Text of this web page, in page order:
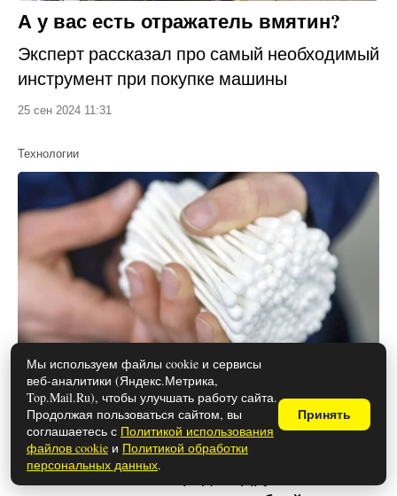
А у вас есть отражатель вмятин?
Эксперт рассказал про самый необходимый
инструмент при покупке машины
25 сен 2024 11:31
Технологии
Опасная привычка: вот почему не
стоит чистить уши самостоятельно
Не многие слышали, что чистить уши
ватной палочкой – вредно. Другие же
Мы используем файлы cookie и сервисы
веб-аналитики (Яндекс.Метрика,
Top.Mail.Ru), чтобы улучшать работу сайта.
Продолжая пользоваться сайтом, вы
соглашаетесь с Политикой использования
файлов cookie и Политикой обработки
персональных данных.
Принять